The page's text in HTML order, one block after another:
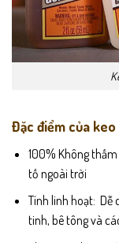
Đặc điểm của
100% Không
tố ngoài trời
Tính linh hoạt: Dễ
tinh, bê tông và